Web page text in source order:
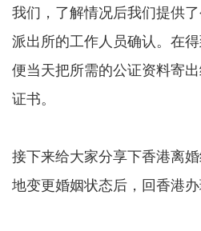
我们，了解情况后我们提供
派出所的工作人员确认。在
便当天把所需的公证资料寄
证书。
接下来给大家分享下香港离
地变更婚姻状态后，回香港办